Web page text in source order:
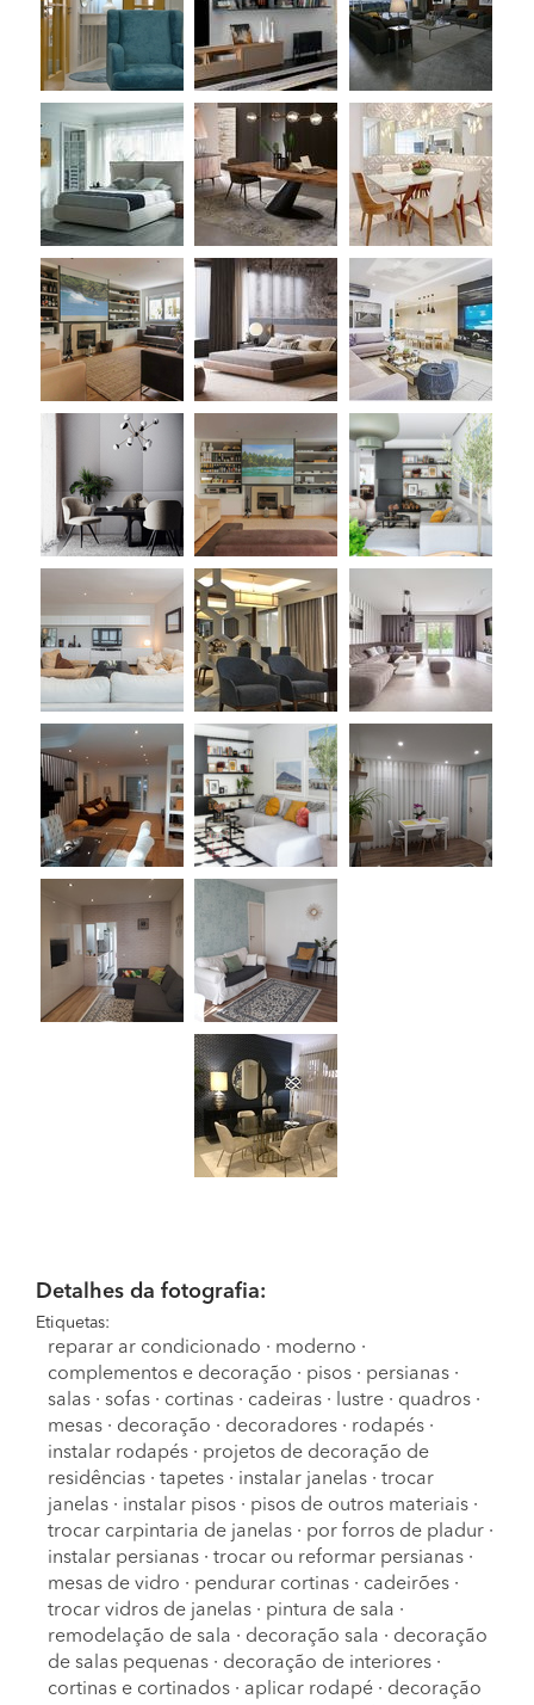
Detalhes da fotografia:
Etiquetas:
reparar ar condicionado · moderno ·
complementos e decoração · pisos · persianas ·
salas · sofas · cortinas · cadeiras · lustre · quadros ·
mesas · decoração · decoradores · rodapés ·
instalar rodapés · projetos de decoração de
residências · tapetes · instalar janelas · trocar
janelas · instalar pisos · pisos de outros materiais ·
trocar carpintaria de janelas · por forros de pladur ·
instalar persianas · trocar ou reformar persianas ·
mesas de vidro · pendurar cortinas · cadeirões ·
trocar vidros de janelas · pintura de sala ·
remodelação de sala · decoração sala · decoração
de salas pequenas · decoração de interiores ·
cortinas e cortinados · aplicar rodapé · decoração